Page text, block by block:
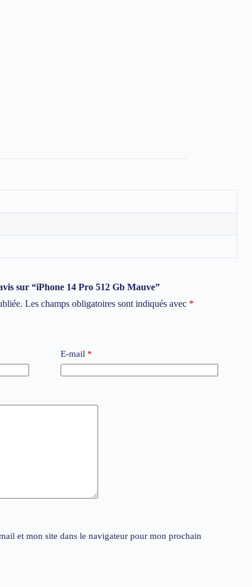
sur “iPhone 14 Pro 512 Gb Mauve”
Les champs obligatoires sont indiqués avec *
E-mail*
et mon site dans le navigateur pour mon prochain